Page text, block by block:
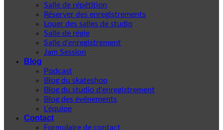
Salle de répétition
Réserver des enregistrements
Louer des salles de studio
Salle de régie
Salle d'enregistrement
Jam Session
Blog
Podcast
Blog du skateshop
Blog du studio d'enregistrement
Blog des événements
L'équipe
Contact
Formulaire de contact